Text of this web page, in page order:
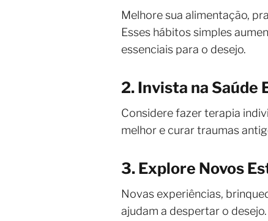
Melhore sua alimentação,
Esses hábitos simples
essenciais para o desejo.
2. Invista na Saúde
Considere fazer terapia
melhor e curar traumas
3. Explore Novos
Novas experiências,
ajudam a despertar o